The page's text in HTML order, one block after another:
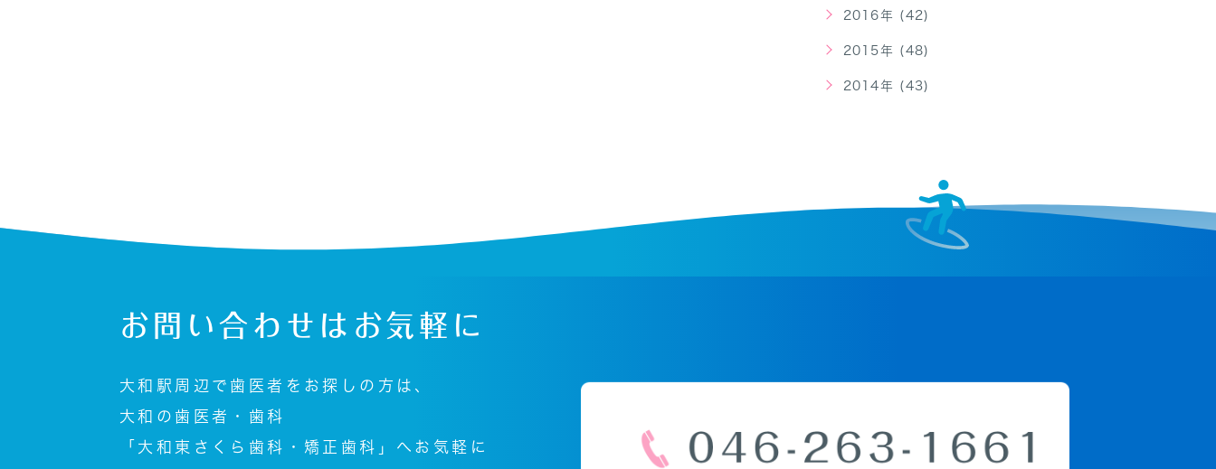
2016年 (42)
2015年 (48)
2014年 (43)
お問い合わせは お気軽に
大和駅周辺で歯医者をお探しの方は、
大和の歯医者・歯科
「大和東さくら歯科・矯正歯科」へ お気軽に